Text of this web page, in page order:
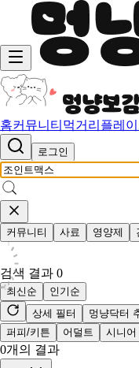
홈커뮤니티 먹거리 플레
로그인
커뮤니티 사료 영양제
검색 결과 0
최신순
인기순
상세 필터
멍냥닥터
퍼피/키튼
어덜트 시니어
0개의 결과